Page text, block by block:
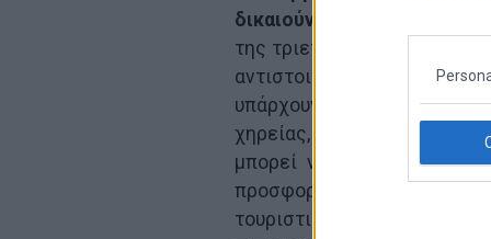
δικαιούνται επιστροφή
της τριετούς διάρκειας
αντιστοιχούν σε αυτή την
υπάρχουν αναπόφευκτα
χηρείας, εγκυμοσύνης ή
μπορεί να προκαλέσει
προσφοράς κατοικιών και
τουριστικές περιοχές,